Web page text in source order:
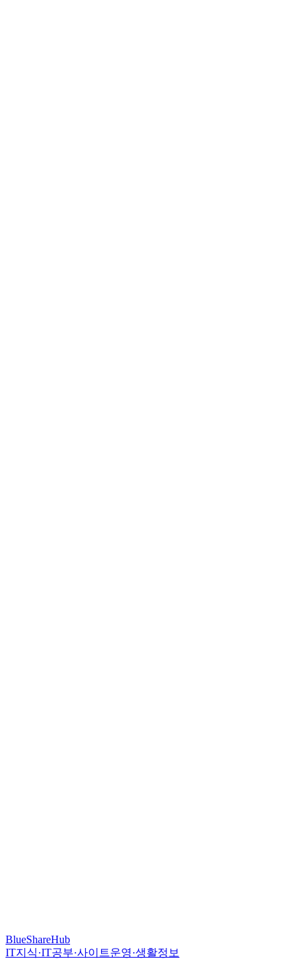
BlueShareHub
IT지식·IT공부·사이트운영·생활정보